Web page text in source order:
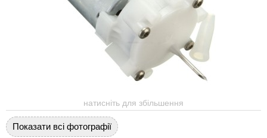
натисніть для збільшення
Показати всі фотографії